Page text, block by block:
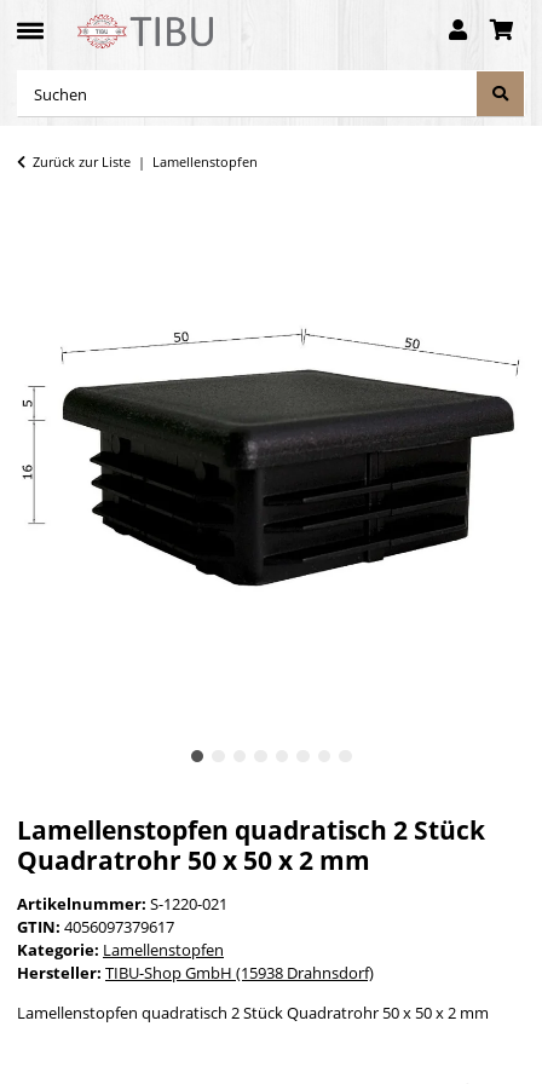
Zurück zur Liste Lamellenstopfen
Lamellenstopfen quadratisch 2 Stück
Quadratrohr 50 x 50 x 2 mm
Artikelnummer: S-1220-021
GTIN: 4056097379617
Kategorie: Lamellenstopfen
Hersteller: TIBU-Shop GmbH (15938 Drahnsdorf)
Lamellenstopfen quadratisch 2 Stück Quadratrohr 50 x 50 x 2 mm